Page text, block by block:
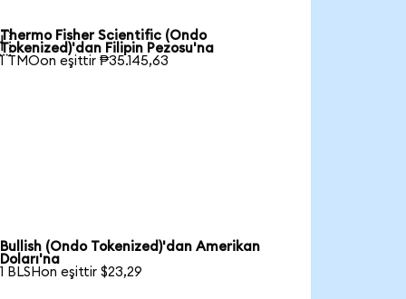
Thermo Fisher Scientific (Ondo
Tokenized)'dan Filipin Pezosu'na
1 TMOon eşittir ₱35.145,63
Bullish (Ondo Tokenized)'dan Amerikan
Doları'na
1 BLSHon eşittir $23,29